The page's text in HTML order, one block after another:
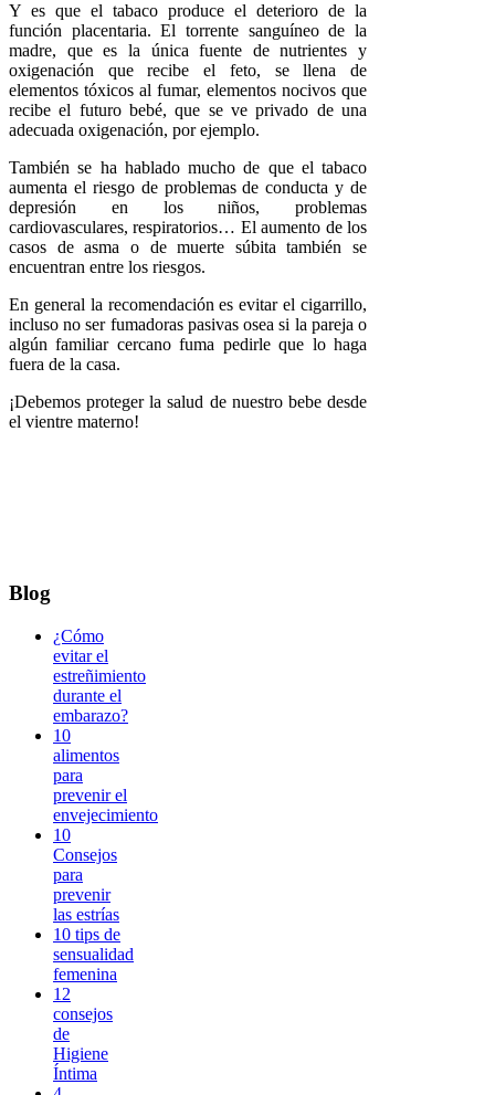
Y es que el tabaco produce el deterioro de la
función placentaria. El torrente sanguíneo de la
madre, que es la única fuente de nutrientes y
oxigenación que recibe el feto, se llena de
elementos tóxicos al fumar, elementos nocivos que
recibe el futuro bebé, que se ve privado de una
adecuada oxigenación, por ejemplo.
También se ha hablado mucho de que el tabaco
aumenta el riesgo de problemas de conducta y de
depresión en los niños, problemas
cardiovasculares, respiratorios… El aumento de los
casos de asma o de muerte súbita también se
encuentran entre los riesgos.
En general la recomendación es evitar el cigarrillo,
incluso no ser fumadoras pasivas osea si la pareja o
algún familiar cercano fuma pedirle que lo haga
fuera de la casa.
¡Debemos proteger la salud de nuestro bebe desde
el vientre materno!
Blog
¿Cómo
evitar el
estreñimiento
durante el
embarazo?
10
alimentos
para
prevenir el
envejecimiento
10
Consejos
para
prevenir
las estrías
10 tips de
sensualidad
femenina
12
consejos
de
Higiene
Íntima